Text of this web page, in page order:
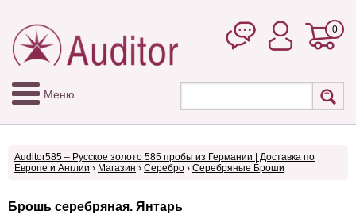
0
Меню
Auditor585 – Русское золото 585 пробы из Германии | Доставка по
Европе и Англии › Магазин › Серебро › Серебряные Броши
Брошь серебряная. Янтарь